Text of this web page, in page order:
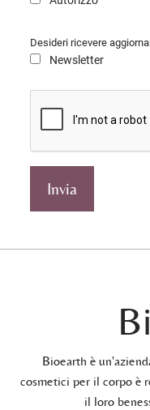
Desideri ricevere
Newsletter
Invia
Bioearth è
cosmetici per il corpo è
il loro